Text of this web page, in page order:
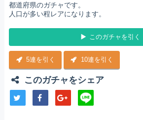
都道府県のガチャです。
人口が多い程レアになります。
このガチャを引く
5連を引く 10連を引く
このガチャをシェア